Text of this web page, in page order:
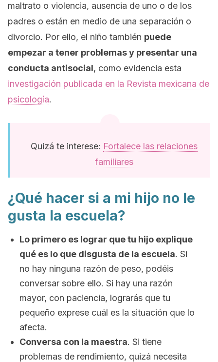
maltrato o violencia, ausencia de uno o de los
padres o están en medio de una separación o
divorcio. Por ello, el niño también puede
empezar a tener problemas y presentar una
conducta antisocial, como evidencia esta
investigación publicada en la Revista mexicana de
psicología.
Quizá te interese: Fortalece las relaciones
familiares
¿Qué hacer si a mi hijo no le
gusta la escuela?
Lo primero es lograr que tu hijo explique
qué es lo que disgusta de la escuela. Si
no hay ninguna razón de peso, podéis
conversar sobre ello. Si hay una razón
mayor, con paciencia, lograrás que tu
pequeño exprese cuál es la situación que lo
afecta.
Conversa con la maestra. Si tiene
problemas de rendimiento, quizá necesita